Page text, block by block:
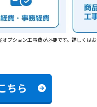
プション工事費が必要です。詳しくはお
ちら